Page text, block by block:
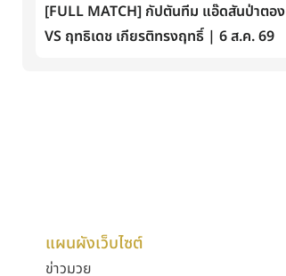
[FULL MATCH] กัปตันทีม แอ๊ดสันป่าตอง
VS ฤทธิเดช เกียรติทรงฤทธิ์ | 6 ส.ค. 69
แผนผังเว็บไซต์
ข่าวมวย